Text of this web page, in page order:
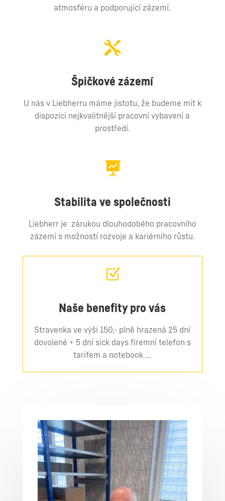
atmosféru a podporující zázemí.

Špičkové zázemí
U nás v Liebherru máme jistotu, že budeme mít k
dispozici nejkvalitnější pracovní vybavení a
prostředí.

Stabilita ve společnosti
Liebherr je zárukou dlouhodobého pracovního
zázemí s možností rozvoje a kariérního růstu.
Z
Naše benefity pro vás
Stravenka ve výši 150,- plně hrazená 25 dní
dovolené + 5 dní sick days firemní telefon s
tarifem a notebook …